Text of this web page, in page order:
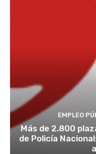
EMPLEO
Más de 2.800
de Policía